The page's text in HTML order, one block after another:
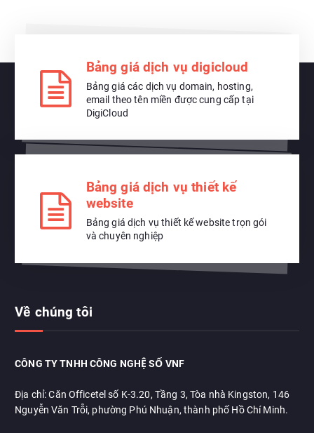
Bảng giá dịch vụ digicloud
Bảng giá các dịch vụ domain, hosting,
email theo tên miền được cung cấp tại
DigiCloud
Bảng giá dịch vụ thiết kế
website
Bảng giá dịch vụ thiết kế website trọn gói
và chuyên nghiệp
Về chúng tôi
CÔNG TY TNHH CÔNG NGHỆ SỐ VNF
Địa chỉ: Căn Officetel số K-3.20, Tầng 3, Tòa nhà Kingston, 146
Nguyễn Văn Trỗi, phường Phú Nhuận, thành phố Hồ Chí Minh.